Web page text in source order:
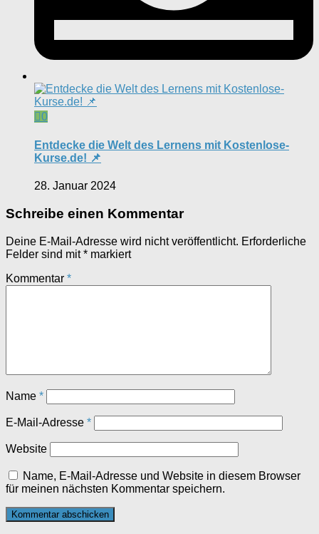
0
Entdecke die Welt des Lernens mit Kostenlose-
Kurse.de! 📌
28. Januar 2024
Schreibe einen Kommentar
Deine E-Mail-Adresse wird nicht veröffentlicht. Erforderliche
Felder sind mit* markiert
Kommentar *
Name *
E-Mail-Adresse *
Website
Name, E-Mail-Adresse und Website in diesem Browser
für meinen nächsten Kommentar speichern.